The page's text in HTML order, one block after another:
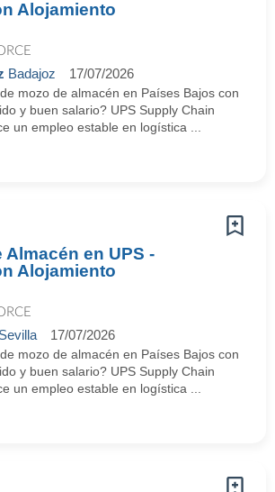
Alojamiento
Badajoz 17/07/2026
mozo de almacén en Países Bajos con
y buen salario? UPS Supply Chain
un empleo estable en logística ...
Almacén en UPS -
Alojamiento
17/07/2026
mozo de almacén en Países Bajos con
y buen salario? UPS Supply Chain
un empleo estable en logística ...